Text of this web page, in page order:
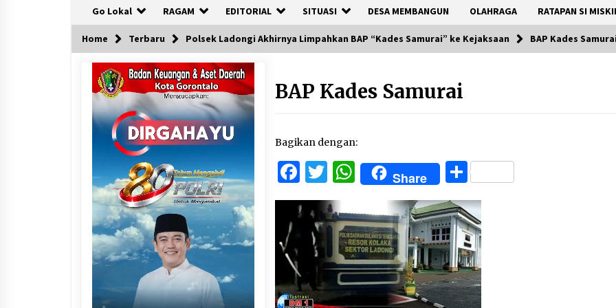
Go Lokal RAGAM EDITORIAL SITUASI DESA MEMBANGUN OLAHRAGA RATAPAN SI
Home Terbaru Polsek Ladongi Akhirnya Limpahkan BAP “Kades Samurai” ke Kejaksaan BAP Kades
BAP Kades Samurai
Bagikan dengan:
Facebook
Twitter
WhatsApp
Share Share